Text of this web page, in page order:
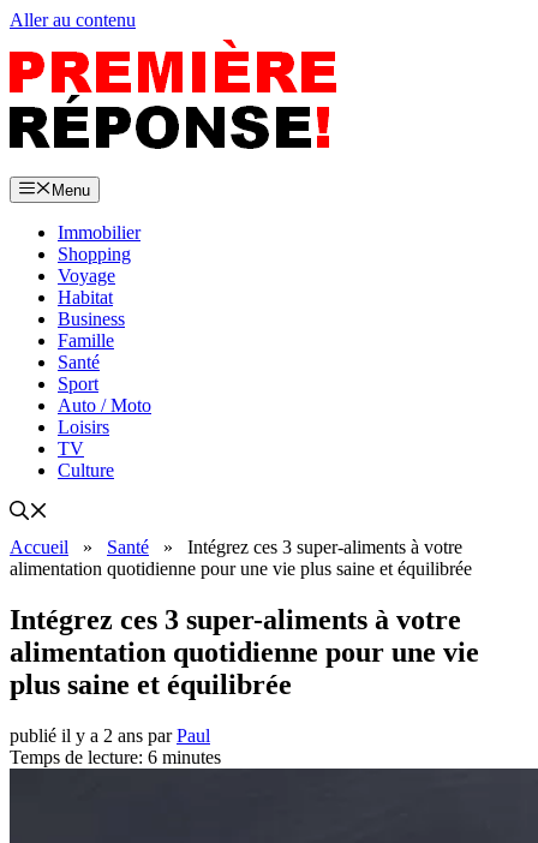
Aller au contenu
Menu
Immobilier
Shopping
Voyage
Habitat
Business
Famille
Santé
Sport
Auto / Moto
Loisirs
TV
Culture
Accueil » Santé » Intégrez ces 3 super-aliments à votre
alimentation quotidienne pour une vie plus saine et équilibrée
Intégrez ces 3 super-aliments à votre
alimentation quotidienne pour une vie
plus saine et équilibrée
publié il y a 2 ans parPaul
Temps de lecture: 6 minutes